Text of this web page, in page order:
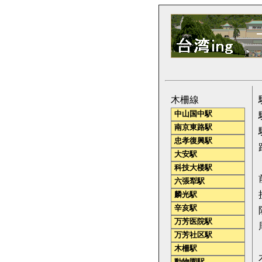
木柵線
中山国中駅
南京東路駅
忠孝復興駅
大安駅
科技大楼駅
六張犁駅
麟光駅
辛亥駅
万芳医院駅
万芳社区駅
木柵駅